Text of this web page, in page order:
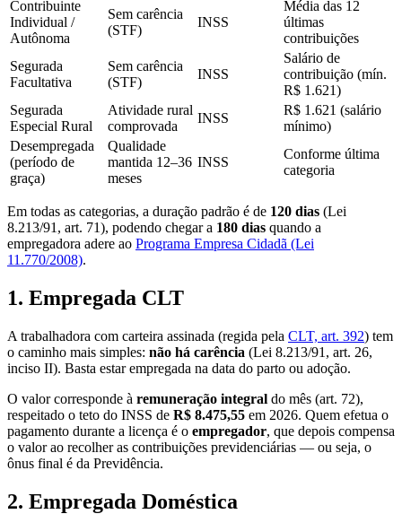
Contribuinte
Individual /
Autônoma
Sem carência
(STF)
INSS
Média das 12
últimas
contribuições
Segurada
Facultativa
Sem carência
(STF)
INSS
Salário de
contribuição (mín.
R$ 1.621)
Segurada
Especial Rural
Atividade rural
comprovada
INSS
R$ 1.621 (salário
mínimo)
Desempregada
(período de
graça)
Qualidade
mantida 12–36
meses
INSS
Conforme última
categoria
Em todas as categorias, a duração padrão é de 120 dias (Lei
8.213/91, art. 71), podendo chegar a 180 dias quando a
empregadora adere ao Programa Empresa Cidadã (Lei
11.770/2008).
1. Empregada CLT
A trabalhadora com carteira assinada (regida pela CLT, art. 392) tem
o caminho mais simples: não há carência (Lei 8.213/91, art. 26,
inciso II). Basta estar empregada na data do parto ou adoção.
O valor corresponde à remuneração integral do mês (art. 72),
respeitado o teto do INSS de R$ 8.475,55 em 2026. Quem efetua o
pagamento durante a licença é o empregador, que depois compensa
o valor ao recolher as contribuições previdenciárias — ou seja, o
ônus final é da Previdência.
2. Empregada Doméstica